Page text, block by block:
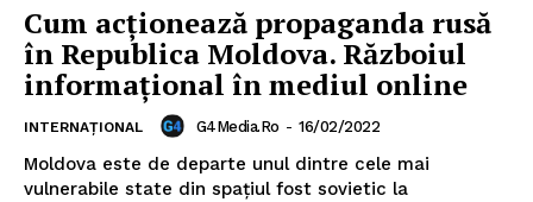
Cum acționează propaganda rusă
în Republica Moldova. Războiul
informațional în mediul online
INTERNAȚIONAL G4Media.ro - 16/02/2022
Moldova este de departe unul dintre cele mai
vulnerabile state din spațiul fost sovietic la